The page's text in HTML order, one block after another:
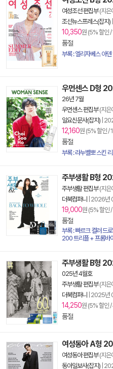
여성조선 편집부(지은
조선뉴스프레스(잡지)
10,350원 (5% 할인
품절
부록 : 엘리자베스 아덴
우먼센스 D형
26년 7월
우먼센스 편집부(지은
일요신문사(잡지)
12,160원 (5% 할인 /
품절
부록 : 라누벨뽀 스킨
주부생활 B형
주부생활 편집부(지은
더북컴퍼니
2026년
19,000원 (5% 할인
품절
부록 : 빠르크 컬러 드
200 트리플 + 프롬바
주부생활 B형
025년 4월호
주부생활 편집부(지은
더북컴퍼니
2025년
14,250원 (5% 할인
품절
여성동아 A형
여성동아 편집부(지은
동아일보사(잡지)